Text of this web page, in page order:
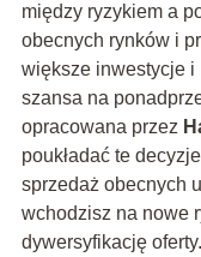
między ryzykiem a
obecnych rynków i
większe inwestycje
szansa na
opracowana przez
poukładać te
sprzedaż obecnych
wchodzisz na nowe
dywersyfikację oferty.